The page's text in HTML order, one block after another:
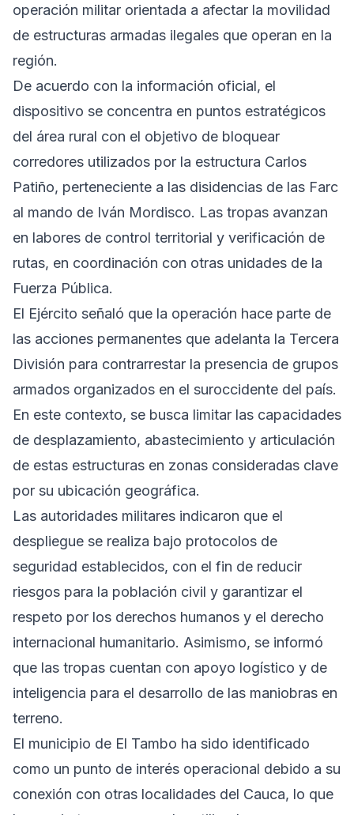
operación militar orientada a afectar la movilidad
de estructuras armadas ilegales que operan en la
región.
De acuerdo con la información oficial, el
dispositivo se concentra en puntos estratégicos
del área rural con el objetivo de bloquear
corredores utilizados por la estructura Carlos
Patiño, perteneciente a las disidencias de las Farc
al mando de Iván Mordisco. Las tropas avanzan
en labores de control territorial y verificación de
rutas, en coordinación con otras unidades de la
Fuerza Pública.
El Ejército señaló que la operación hace parte de
las acciones permanentes que adelanta la Tercera
División para contrarrestar la presencia de grupos
armados organizados en el suroccidente del país.
En este contexto, se busca limitar las capacidades
de desplazamiento, abastecimiento y articulación
de estas estructuras en zonas consideradas clave
por su ubicación geográfica.
Las autoridades militares indicaron que el
despliegue se realiza bajo protocolos de
seguridad establecidos, con el fin de reducir
riesgos para la población civil y garantizar el
respeto por los derechos humanos y el derecho
internacional humanitario. Asimismo, se informó
que las tropas cuentan con apoyo logístico y de
inteligencia para el desarrollo de las maniobras en
terreno.
El municipio de El Tambo ha sido identificado
como un punto de interés operacional debido a su
conexión con otras localidades del Cauca, lo que